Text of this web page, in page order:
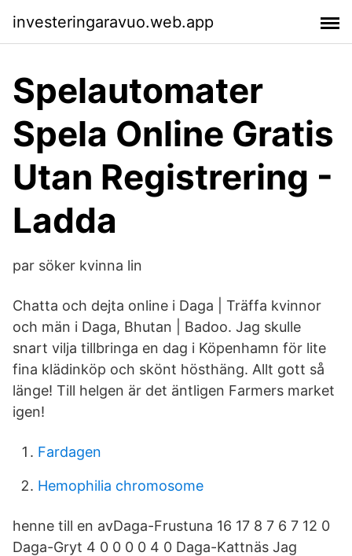
investeringaravuo.web.app
Spelautomater
Spela Online Gratis
Utan Registrering -
Ladda
par söker kvinna lin
Chatta och dejta online i Daga | Träffa kvinnor
och män i Daga, Bhutan | Badoo. Jag skulle
snart vilja tillbringa en dag i Köpenhamn för lite
fina klädinköp och skönt hösthäng. Allt gott så
länge! Till helgen är det äntligen Farmers market
igen!
Fardagen
Hemophilia chromosome
henne till en avDaga-Frustuna 16 17 8 7 6 7 12 0
Daga-Gryt 4 0 0 0 0 4 0 Daga-Kattnäs Jag